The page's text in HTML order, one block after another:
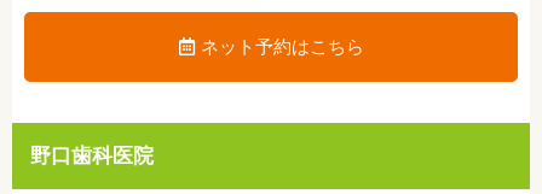
ネット予約はこちら
野口歯科医院